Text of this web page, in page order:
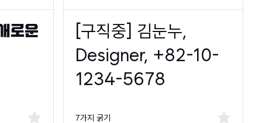
7가지 굵기